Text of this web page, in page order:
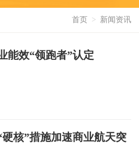
首页 > 新闻资讯
能效“领跑者”认定
核”措施加速商业航天突